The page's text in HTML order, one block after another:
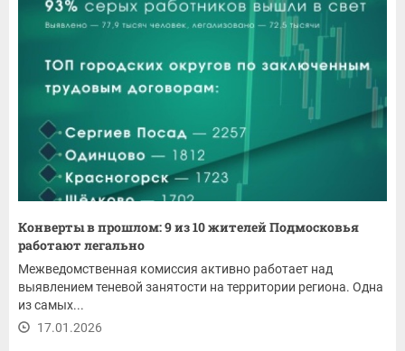
Конверты в прошлом: 9 из 10 жителей Подмосковья
работают легально
Межведомственная комиссия активно работает над
выявлением теневой занятости на территории региона. Одна
из самых...
17.01.2026